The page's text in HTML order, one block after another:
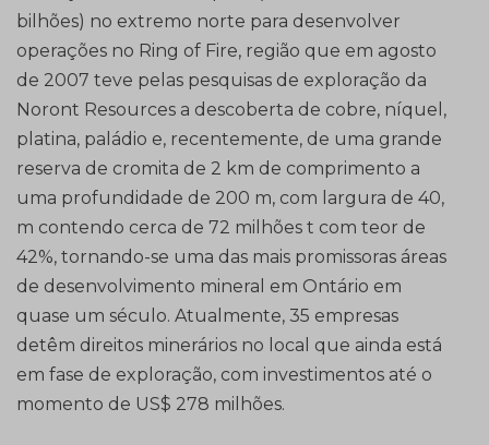
bilhões) no extremo norte para desenvolver
operações no Ring of Fire, região que em agosto
de 2007 teve pelas pesquisas de exploração da
Noront Resources a descoberta de cobre, níquel,
platina, paládio e, recentemente, de uma grande
reserva de cromita de 2 km de comprimento a
uma profundidade de 200 m, com largura de 40,
m contendo cerca de 72 milhões t com teor de
42%, tornando-se uma das mais promissoras áreas
de desenvolvimento mineral em Ontário em
quase um século. Atualmente, 35 empresas
detêm direitos minerários no local que ainda está
em fase de exploração, com investimentos até o
momento de US$ 278 milhões.